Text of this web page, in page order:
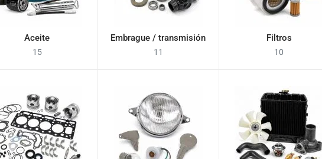
Aceite
15
Embrague / transmisión
11
Filtros
10